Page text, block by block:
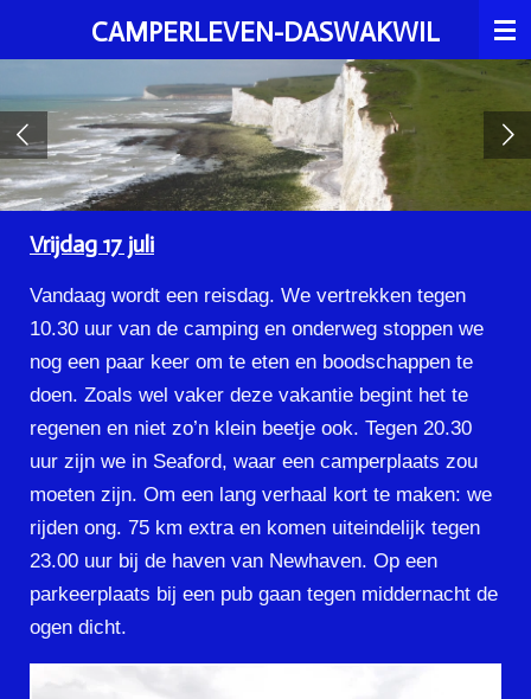
direct
naar
de
hoofdinhoud
CAMPERLEVEN-DASWAKWIL
Vrijdag 17 juli
Vandaag wordt een reisdag. We vertrekken tegen
10.30 uur van de camping en onderweg stoppen we
nog een paar keer om te eten en boodschappen te
doen. Zoals wel vaker deze vakantie begint het te
regenen en niet zo’n klein beetje ook. Tegen 20.30
uur zijn we in Seaford, waar een camperplaats zou
moeten zijn. Om een lang verhaal kort te maken: we
rijden ong. 75 km extra en komen uiteindelijk tegen
23.00 uur bij de haven van Newhaven. Op een
parkeerplaats bij een pub gaan tegen middernacht de
ogen dicht.